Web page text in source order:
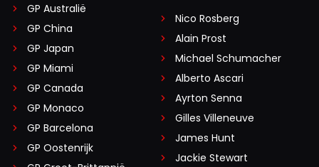
GP Australië
GP China
GP Japan
GP Miami
GP Canada
GP Monaco
GP Barcelona
GP Oostenrijk
Nico Rosberg
Alain Prost
Michael Schumacher
Alberto Ascari
Ayrton Senna
Gilles Villeneuve
James Hunt
Jackie Stewart